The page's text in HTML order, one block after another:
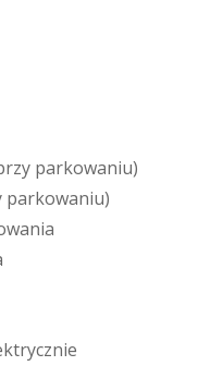
rzy parkowaniu)
parkowaniu)
wania
ktrycznie